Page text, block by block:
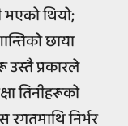
भएको थियो;
छाया
उस्तै प्रकारले
तिनीहरूको
रगतमाथि निर्भर